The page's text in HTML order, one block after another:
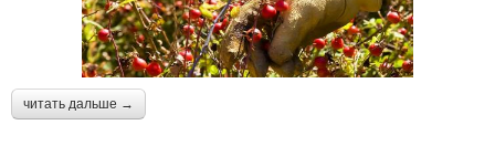
читать дальше →